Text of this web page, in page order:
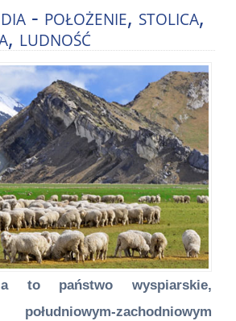
- położenie, stolica,
ludność
to państwo wyspiarskie,
zachodniowym